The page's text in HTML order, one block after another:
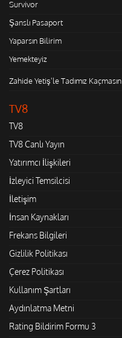
Survivor
Şanslı Pasaport
Yaparsın Bilirim
Yemekteyiz
Zahide Yetiş'le Tadımız Kaçmasın
TV8
TV8
TV8 Canlı Yayın
Yatırımcı İlişkileri
İzleyici Temsilcisi
İletişim
İnsan Kaynakları
Frekans Bilgileri
Gizlilik Politikası
Çerez Politikası
Kullanım Şartları
Aydınlatma Metni
Rating Bildirim Formu 3